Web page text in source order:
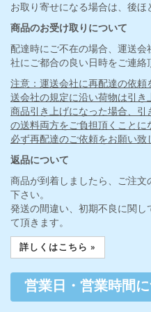
お取り寄せになる場合は、後ほ
商品のお受け取りについて
配達時にご不在の場合、運送
社にご都合の良い日時をご連絡
注意：運送会社に再配達の依
送会社の規定に沿い荷物は引き
商品引き上げになった場合、
の送料両方をご負担頂くことに
必ず再配達のご依頼をお願い致
返品について
商品が到着しましたら、ご注
下さい。
発送の間違い、初期不良に関
て頂きます。
詳しくはこちら »
営業日・営業時間